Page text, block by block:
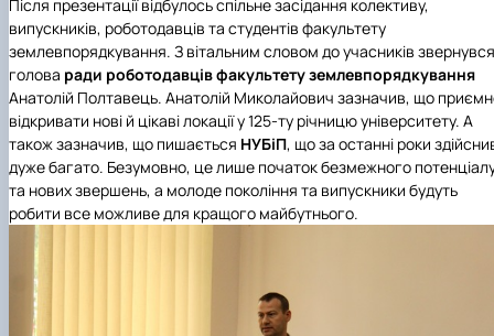
Після презентації відбулось спільне засідання колективу,
випускників, роботодавців та студентів факультету
землевпорядкування. З вітальним словом до учасників звернувся
голова ради роботодавцівфакультету землевпорядкування
Анатолій Полтавець. Анатолій Миколайович зазначив, що
відкривати нові й цікаві локації у 125-ту річницю університету. А
також зазначив, що пишається НУБіП, що за останні роки
дуже багато. Безумовно, це лише початок безмежного
та нових звершень, а молоде покоління та випускники будуть
робити все можливе для кращого майбутнього.